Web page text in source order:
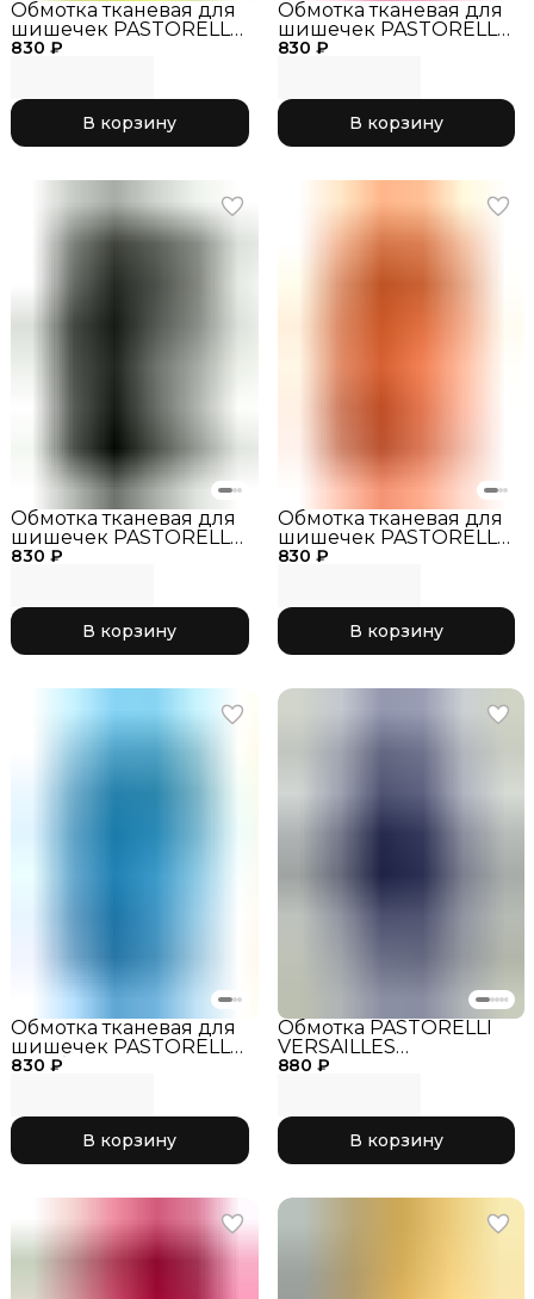
830 ₽
Обмотка тканевая для
шишечек PASTORELLI
жёлтый
В корзину
830 ₽
Обмотка тканевая для
шишечек PASTORELLI
розовый
В корзину
830 ₽
Обмотка тканевая для
шишечек PASTORELLI
черный
В корзину
830 ₽
Обмотка тканевая для
шишечек PASTORELLI
оранжевый
В корзину
830 ₽
Обмотка тканевая для
шишечек PASTORELLI
голубой
В корзину
880 ₽
Обмотка PASTORELLI
VERSAILLES
зеркальная сиреневая,
В корзину